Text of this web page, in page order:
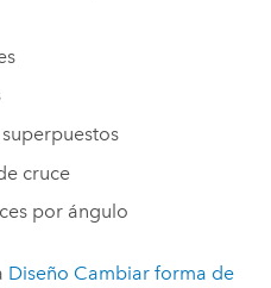
cruce
por ángulo
Diseño Cambiar forma de